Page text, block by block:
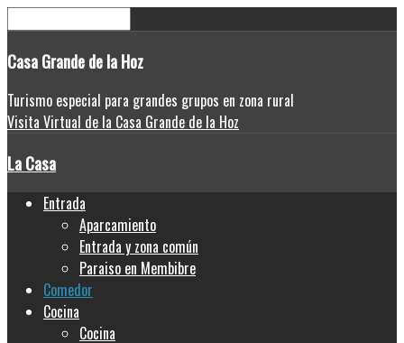
CasaGrande de la Hoz
Turismo especial para grandes grupos en zona rural
Visita Virtual de la Casa Grande de la Hoz
La Casa
Entrada
Aparcamiento
Entrada y zona común
Paraiso en Membibre
Comedor
Cocina
Cocina